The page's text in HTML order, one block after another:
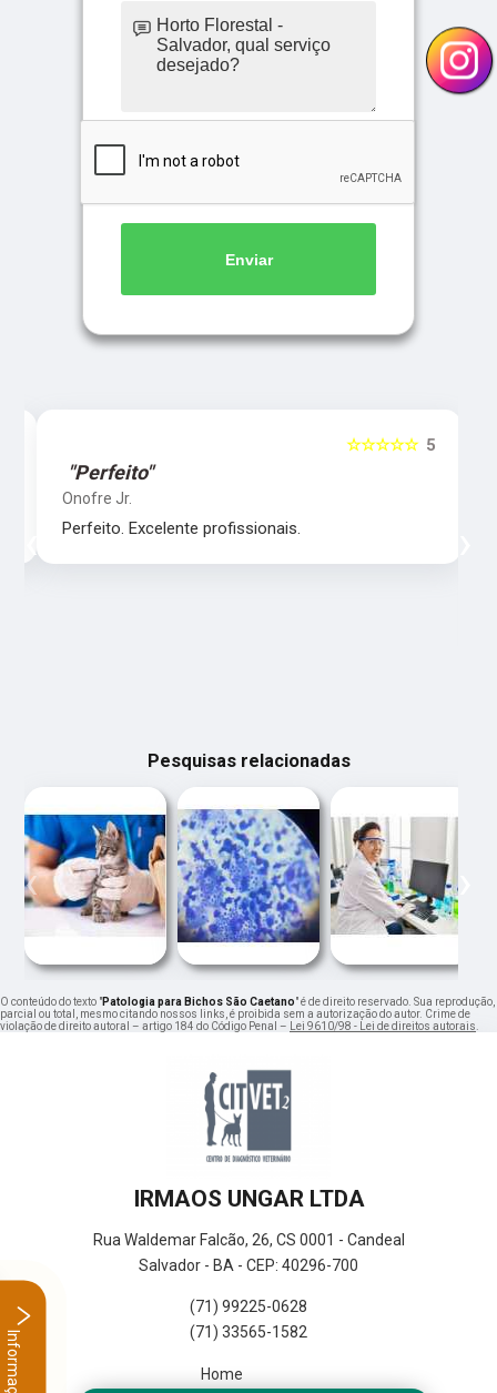
Enviar
5
☆☆☆☆☆
"Perfeito"
Onofre Jr.
Perfeito. Excelente profissionais.
‹
Pesquisas relacionadas
‹ ›
O conteúdo do texto "Patologia para Bichos São Caetano" é de direito reservado. Sua reprodução,
parcial ou total, mesmo citando nossos links, é proibida sem a autorização do autor. Crime de
violação de direito autoral – artigo 184 do Código Penal – Lei 9610/98 - Lei de direitos autorais.
IRMAOS UNGAR LTDA
Rua Waldemar Falcão, 26, CS 0001 - Candeal
Salvador - BA - CEP: 40296-700
(71) 99225-0628
(71) 33565-1582
Home
Informações